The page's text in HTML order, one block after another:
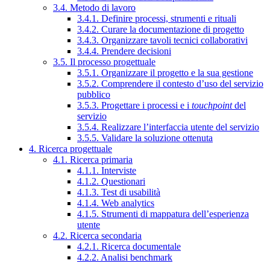
3.4. Metodo di lavoro
3.4.1. Definire processi, strumenti e rituali
3.4.2. Curare la documentazione di progetto
3.4.3. Organizzare tavoli tecnici collaborativi
3.4.4. Prendere decisioni
3.5. Il processo progettuale
3.5.1. Organizzare il progetto e la sua gestione
3.5.2. Comprendere il contesto d’uso del servizio
pubblico
3.5.3. Progettare i processi e i touchpointdel
servizio
3.5.4. Realizzare l’interfaccia utente del servizio
3.5.5. Validare la soluzione ottenuta
4. Ricerca progettuale
4.1. Ricerca primaria
4.1.1. Interviste
4.1.2. Questionari
4.1.3. Test di usabilità
4.1.4. Web analytics
4.1.5. Strumenti di mappatura dell’esperienza
utente
4.2. Ricerca secondaria
4.2.1. Ricerca documentale
4.2.2. Analisi benchmark